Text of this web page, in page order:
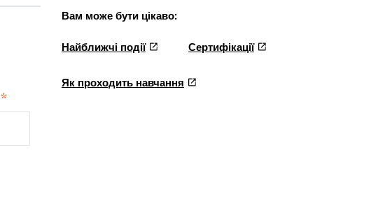
*
Вам може бути цікаво:
Найближчі події Сертифікації
Як проходить навчання